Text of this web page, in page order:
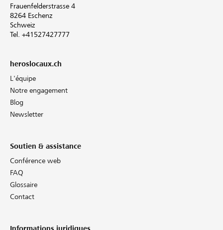
Frauenfelderstrasse 4
8264 Eschenz
Schweiz
Tel. +41527427777
heroslocaux.ch
L'équipe
Notre engagement
Blog
Newsletter
Soutien & assistance
Conférence web
FAQ
Glossaire
Contact
Informations juridiques